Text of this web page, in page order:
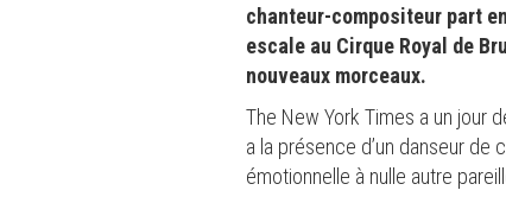
chanteur-compositeur part
escale au Cirque Royal de
nouveaux morceaux.
The New York Times a un jour
a la présence d’un danseur de
émotionnelle à nulle autre